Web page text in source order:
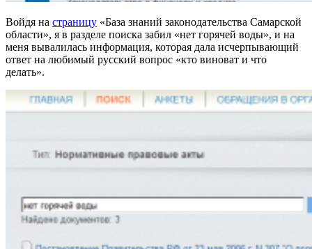
Войдя на страницу «База знаний законодательства Самарской
области», я в разделе поиска забил «нет горячей воды», и на
меня вывалилась информация, которая дала исчерпывающий
ответ на любимый русский вопрос «кто виноват и что
делать».